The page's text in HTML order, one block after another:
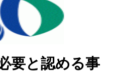
要と認める事